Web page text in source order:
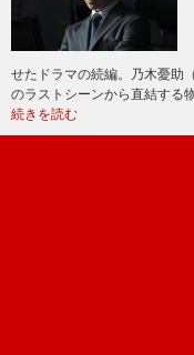
せたドラマの続編。乃木憂助
のラストシーンから直結する
続きを読む